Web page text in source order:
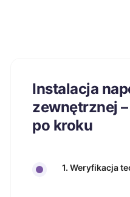
Instalacja
zewnętrznej
po kroku
1. Weryfikacja